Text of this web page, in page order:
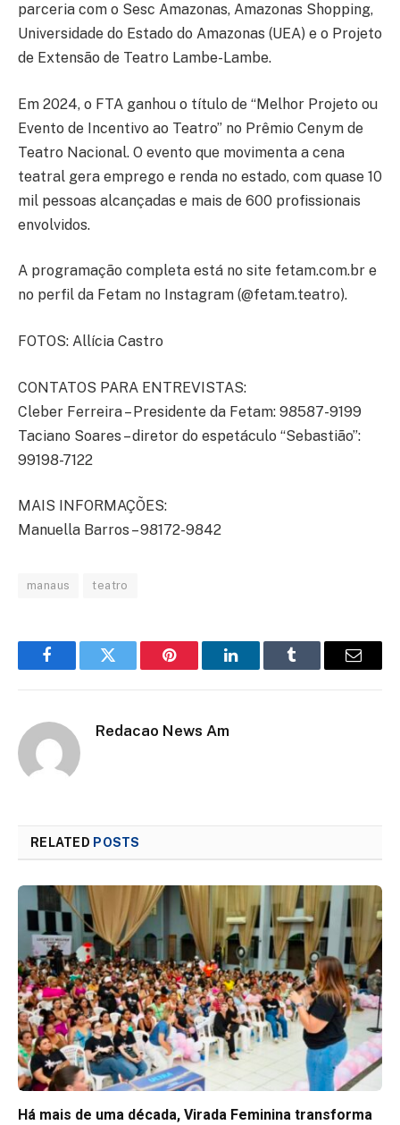
parceria com o Sesc Amazonas, Amazonas Shopping,
Universidade do Estado do Amazonas (UEA) e o Projeto
de Extensão de Teatro Lambe-Lambe.
Em 2024, o FTA ganhou o título de “Melhor Projeto ou
Evento de Incentivo ao Teatro” no Prêmio Cenym de
Teatro Nacional. O evento que movimenta a cena
teatral gera emprego e renda no estado, com quase 10
mil pessoas alcançadas e mais de 600 profissionais
envolvidos.
A programação completa está no site fetam.com.br e
no perfil da Fetam no Instagram (@fetam.teatro).
FOTOS: Allícia Castro
CONTATOS PARA ENTREVISTAS:
Cleber Ferreira – Presidente da Fetam: 98587-9199
Taciano Soares – diretor do espetáculo “Sebastião”:
99198-7122
MAIS INFORMAÇÕES:
Manuella Barros – 98172-9842
manaus teatro
FacebookTwitter Pinterest LinkedInTumblr Email
Redacao News Am
RELATED POSTS
Há mais de uma década, Virada Feminina transforma